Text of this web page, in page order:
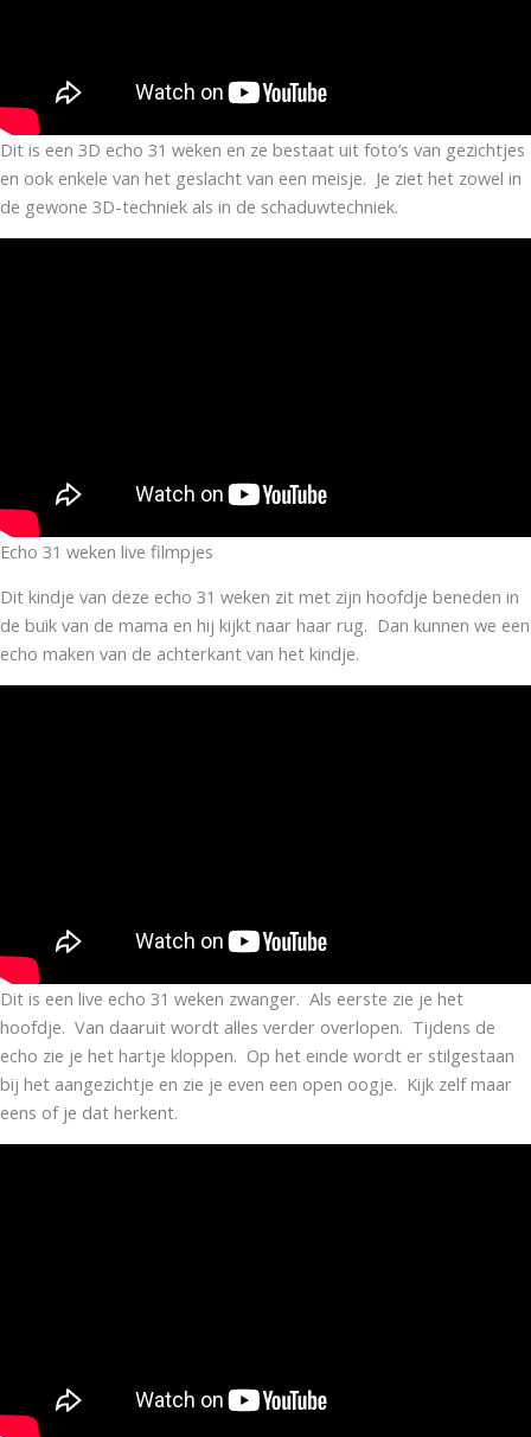
Dit is een 3D echo 31 weken en ze bestaat uit foto’s van gezichtjes
en ook enkele van het geslacht van een meisje. Je ziet het zowel in
de gewone 3D-techniek als in de schaduwtechniek.
Echo 31 weken live filmpjes
Dit kindje van deze echo 31 weken zit met zijn hoofdje beneden in
de buik van de mama en hij kijkt naar haar rug. Dan kunnen we een
echo maken van de achterkant van het kindje.
Dit is een live echo 31 weken zwanger. Als eerste zie je het
hoofdje. Van daaruit wordt alles verder overlopen. Tijdens de
echo zie je het hartje kloppen. Op het einde wordt er stilgestaan
bij het aangezichtje en zie je even een open oogje. Kijk zelf maar
eens of je dat herkent.